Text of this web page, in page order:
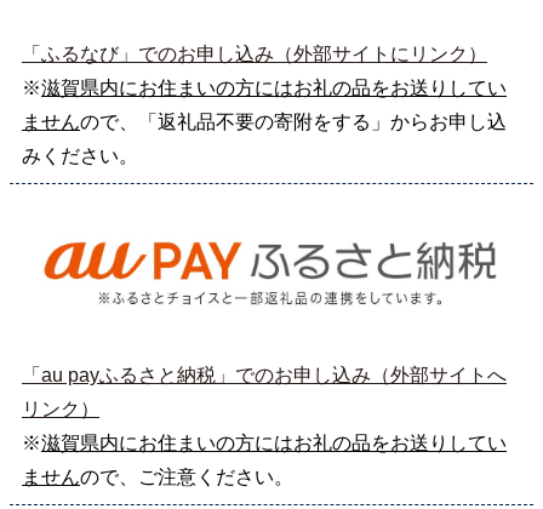
「ふるなび」でのお申し込み（外部サイトにリンク）
※滋賀県内にお住まいの方にはお礼の品をお送りしてい
ませんので、「返礼品不要の寄附をする」からお申し込
みください。
「au payふるさと納税」でのお申し込み（外部サイトへ
リンク）
※滋賀県内にお住まいの方にはお礼の品をお送りしてい
ませんので、ご注意ください。